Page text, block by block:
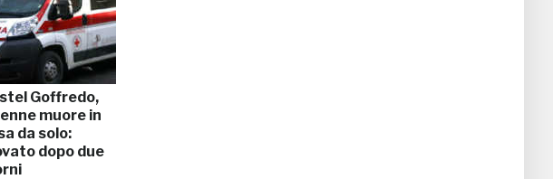
Goffredo,
muore in
da solo:
dopo due